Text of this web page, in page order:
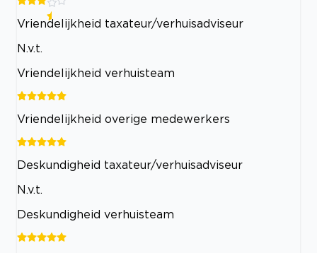
Vriendelijkheid taxateur/verhuisadviseur
N.v.t.
Vriendelijkheid verhuisteam
Vriendelijkheid overige medewerkers
Deskundigheid taxateur/verhuisadviseur
N.v.t.
Deskundigheid verhuisteam